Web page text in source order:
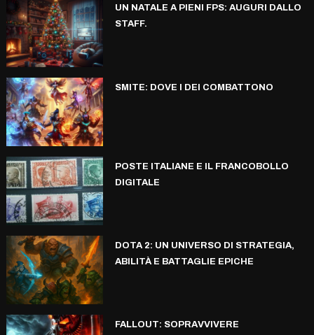
UN NATALE A PIENI FPS: AUGURI DALLO
STAFF.
SMITE: DOVE I DEI COMBATTONO
POSTE ITALIANE E IL FRANCOBOLLO
DIGITALE
DOTA 2: UN UNIVERSO DI STRATEGIA,
ABILITÀ E BATTAGLIE EPICHE
FALLOUT: SOPRAVVIVERE